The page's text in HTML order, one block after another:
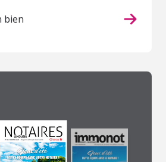
bien